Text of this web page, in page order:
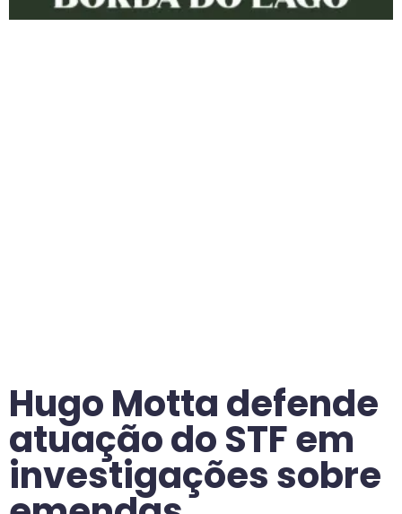
Hugo Motta defende
atuação do STF em
investigações sobre